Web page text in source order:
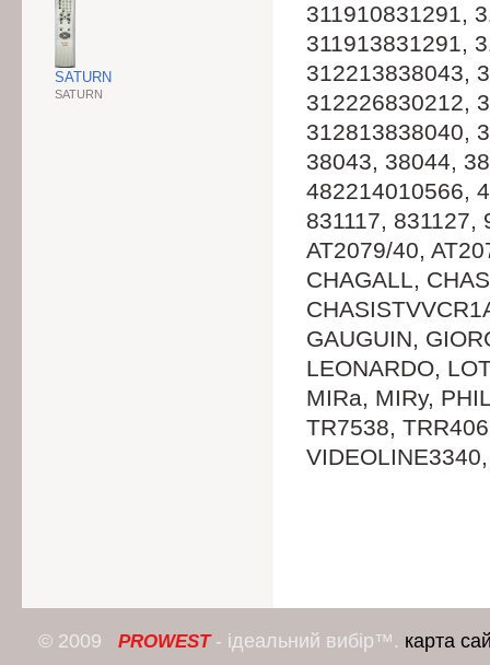
SATURN
SATURN
311910831291,
311913831291,
312213838043,
312226830212,
312813838040,
38043, 38044,
482214010566,
831117, 831127,
AT2079/40,
CHAGALL,
GAUGUIN,
LEONARDO,
MIRa, MIRу,
TR7538,
© 2009 PROWEST- ідеальний вибір™. карта